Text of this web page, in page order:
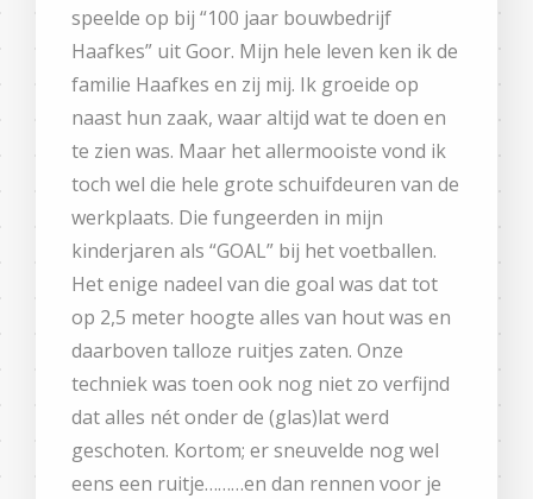
speelde op bij “100 jaar bouwbedrijf
Haafkes” uit Goor. Mijn hele leven ken ik de
familie Haafkes en zij mij. Ik groeide op
naast hun zaak, waar altijd wat te doen en
te zien was. Maar het allermooiste vond ik
toch wel die hele grote schuifdeuren van de
werkplaats. Die fungeerden in mijn
kinderjaren als “GOAL” bij het voetballen.
Het enige nadeel van die goal was dat tot
op 2,5 meter hoogte alles van hout was en
daarboven talloze ruitjes zaten. Onze
techniek was toen ook nog niet zo verfijnd
dat alles nét onder de (glas)lat werd
geschoten. Kortom; er sneuvelde nog wel
eens een ruitje………en dan rennen voor je